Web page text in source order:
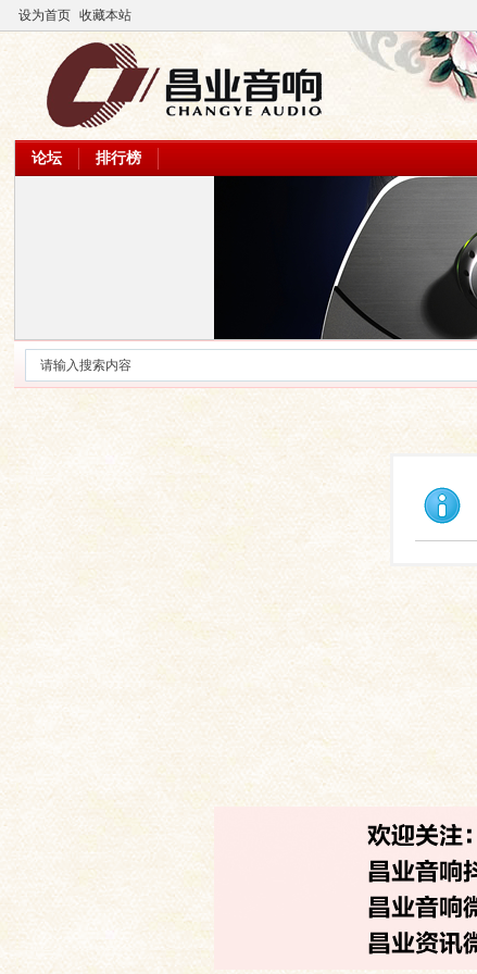
设为首页 收藏本站
论坛 排行榜